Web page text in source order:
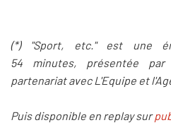
(*) "Sport, etc." est une
54 minutes, présentée par
partenariat avec L'Equipe et
Puis disponible en replay sur